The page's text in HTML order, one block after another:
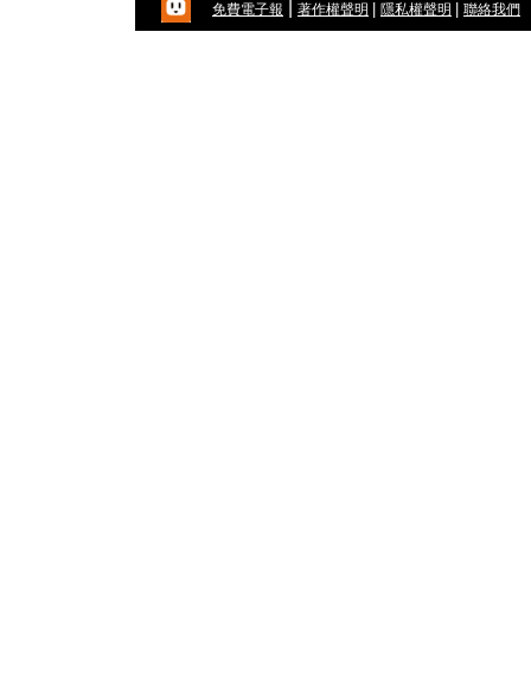
免費電子報 著作權聲明 隱私權聲明 聯絡我們